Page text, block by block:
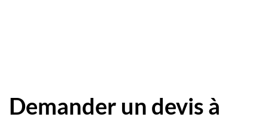
Demander un devis à